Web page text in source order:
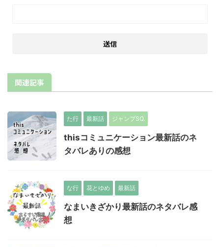
関連記事
た行 最新話 ジャンプSQ.
thisコミュニケーション最新話のネ
タバレありの感想
な行 花とゆめ 最新話
なまいきざかり最新話のネタバレ感
想